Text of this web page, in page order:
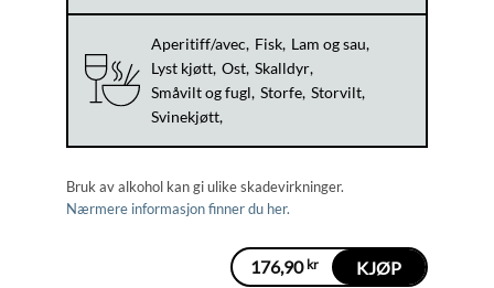
Aperitiff/avec Fisk Lam og sau
Lyst kjøtt Ost Skalldyr
Småvilt og fugl Storfe Storvilt
Svinekjøtt
Bruk av alkohol kan gi ulike skadevirkninger.
Nærmere informasjon finner du her.
176,90 kr KJØP